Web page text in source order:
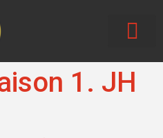
1. JH